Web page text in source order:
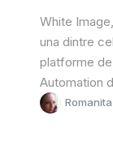
White
una dintre
platforme
Automation